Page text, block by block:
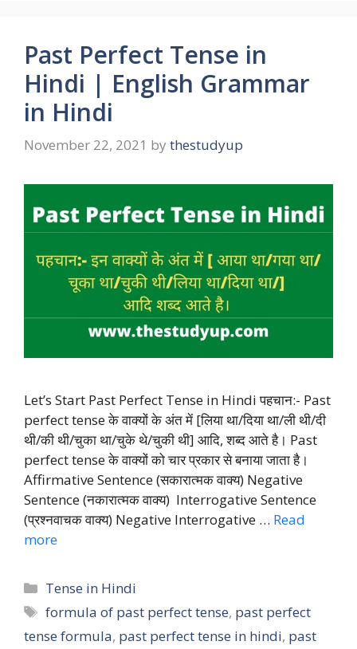
Past Perfect Tense in
Hindi | English Grammar
in Hindi
November 22, 2021 by thestudyup
Let’s Start Past Perfect Tense in Hindi पहचान:- Past
perfect tense के वाक्यों के अंत में [लिया था/दिया था/ली थी/दी
थी/की थी/चुका था/चुके थे/चुकी थी] आदि, शब्द आते है। Past
perfect tense के वाक्यों को चार प्रकार से बनाया जाता है।
Affirmative Sentence (सकारात्मक वाक्य) Negative
Sentence (नकारात्मक वाक्य) Interrogative Sentence
(प्रश्नवाचक वाक्य) Negative Interrogative … Read
more
Categories
Tense in Hindi
Tags
formula of past perfect tense, past perfect
tense formula, past perfect tense in hindi, past